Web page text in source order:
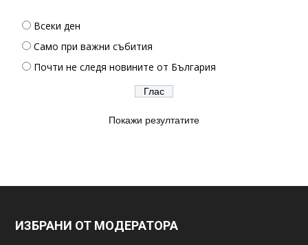
Всеки ден
Само при важни събития
Почти не следя новините от България
Покажи резултатите
ИЗБРАНИ ОТ МОДЕРАТОРА